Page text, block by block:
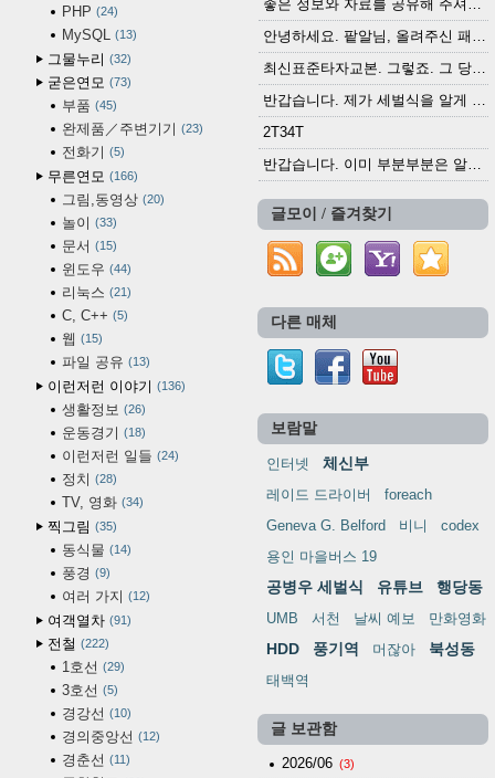
PHP 24
MySQL 13
그물누리 32
굳은연모 73
부품 45
완제품／주변기기 23
전화기 5
무른연모 166
그림,동영상 20
놀이 33
문서 15
윈도우 44
리눅스 21
C, C++ 5
웹 15
파일 공유 13
이런저런 이야기 136
생활정보 26
운동경기 18
이런저런 일들 24
정치 28
TV, 영화 34
찍그림 35
동식물 14
풍경 9
여러 가지 12
여객열차 91
전철 222
1호선 29
3호선 5
경강선 10
경의중앙선 12
경춘선 11
좋은 정보와 자료를 공유해 주셔서 고맙습니다....
안녕하세요. 팥알님, 올려주신 패치 여러모로 감사...
최신표준타자교본. 그렇죠. 그 당시에 최신 표준...
반갑습니다. 제가 세벌식을 알게 되어 세벌식 써...
2T34T
반갑습니다. 이미 부분부분은 알려진 정보들이...
글모이 / 즐겨찾기
다른 매체
보람말
인터넷 체신부
레이드 드라이버
foreach
Geneva G. Belford
비니
codex
용인 마을버스 19
공병우 세벌식 유튜브 행당동
UMB 서천 날씨 예보 만화영화
HDD 풍기역 머잖아 북성동
태백역
글 보관함
2026/06 (3)